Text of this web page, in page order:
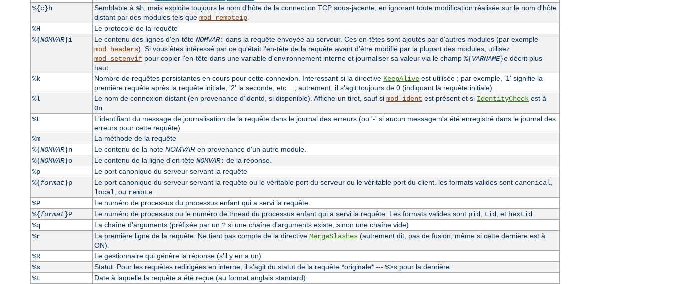
%{c}h
Semblable à %h, mais exploite toujours le nom d'hôte de la connection TCP sous-jacente, en ignorant toute modification réalisée sur le nom d'hôte
distant par des modules tels que mod_remoteip.
%H
Le protocole de la requête
%{NOMVAR}i Le contenu des lignes d'en-tête NOMVAR: dans la requête envoyée au serveur. Ces en-têtes sont ajoutés par d'autres modules (par exemple
mod_headers). Si vous êtes intéressé par ce qu'était l'en-tête de la requête avant d'être modifié par la plupart des modules, utilisez
mod_setenvifpour copier l'en-tête dans une variable d'environnement interne et journaliser sa valeur via le champ %{VARNAME}edécrit plus
haut.
%k
Nombre de requêtes persistantes en cours pour cette connexion. Interessant si la directive KeepAliveest utilisée ; par exemple, '1' signifie la
première requête après la requête initiale, '2' la seconde, etc... ; autrement, il s'agit toujours de 0 (indiquant la requête initiale).
%l
Le nom de connexion distant (en provenance d'identd, si disponible). Affiche un tiret, sauf si mod_ident est présent et si IdentityCheckest à
On.
%L
L'identifiant du message de journalisation de la requête dans le journal des erreurs (ou '-' si aucun message n'a été enregistré dans le journal des
erreurs pour cette requête)
%m
La méthode de la requête
%{NOMVAR}n Le contenu de la note NOMVARen provenance d'un autre module.
%{NOMVAR}o Le contenu de la ligne d'en-tête NOMVAR: de la réponse.
%p
Le port canonique du serveur servant la requête
%{format}p Le port canonique du serveur servant la requête ou le véritable port du serveur ou le véritable port du client. les formats valides sont canonical
local , ou remote.
%P
Le numéro de processus du processus enfant qui a servi la requête.
%{format}P Le numéro de processus ou le numéro de thread du processus enfant qui a servi la requête. Les formats valides sont pid, tid, et hextid.
%q
La chaîne d'arguments (préfixée par un ?si une chaîne d'arguments existe, sinon une chaîne vide)
%r
La première ligne de la requête. Ne tient pas compte de la directive MergeSlashes(autrement dit, pas de fusion, même si cette dernière est à
ON).
%R
Le gestionnaire qui génère la réponse (s'il y en a un).
%s
Statut. Pour les requêtes redirigées en interne, il s'agit du statut de la requête *originale* --- %>spour la dernière.
%t
Date à laquelle la requête a été reçue (au format anglais standard)